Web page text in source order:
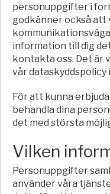
personuppgifter i
godkänner också att
information till dig
kontakta oss. Det är
vår dataskyddspolicy
För att kunna
behandla dina
det med största
Vilken
Personuppgifter
använder våra